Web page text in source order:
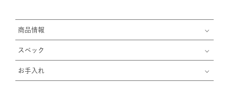
商品情報
スペック
お手入れ